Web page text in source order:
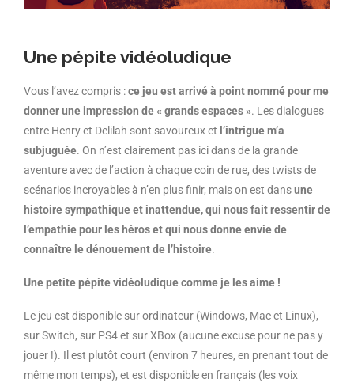
Une pépite vidéoludique
Vous l’avez compris :ce jeu est arrivé à point nommé pour me
donner une impression de « grands espaces ». Les dialogues
entre Henry et Delilah sont savoureux et l’intrigue m’a
subjuguée. On n’est clairement pas ici dans de la grande
aventure avec de l’action à chaque coin de rue, des twists de
scénarios incroyables à n’en plus finir, mais on est dansune
histoire sympathique et inattendue, qui nous fait ressentir de
l’empathie pour les héros et qui nous donne envie de
connaître le dénouement de l’histoire.
Une petite pépite vidéoludique comme je les aime !
Le jeu est disponible sur ordinateur (Windows, Mac et Linux),
sur Switch, sur PS4 et sur XBox (aucune excuse pour ne pas y
jouer !). Il est plutôt court (environ 7 heures, en prenant tout de
même mon temps), et est disponible en français (les voix